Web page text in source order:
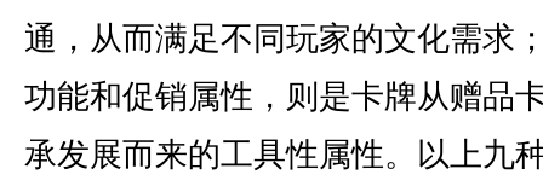
通，从而满足不同玩家的文化需求
功能和促销属性，则是卡牌从赠品
承发展而来的工具性属性。以上九